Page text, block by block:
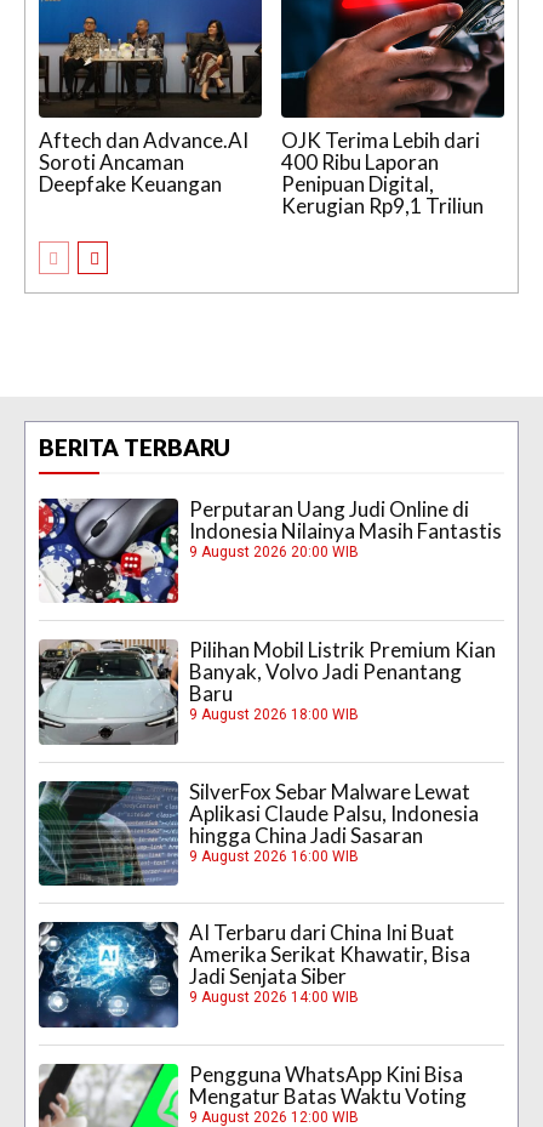
Aftech dan Advance.AI
Soroti Ancaman
Deepfake Keuangan
OJK Terima Lebih dari
400 Ribu Laporan
Penipuan Digital,
Kerugian Rp9,1 Triliun
BERITA TERBARU
Perputaran Uang Judi Online di
Indonesia Nilainya Masih Fantastis
9 August 2026 20:00 WIB
Pilihan Mobil Listrik Premium Kian
Banyak, Volvo Jadi Penantang
Baru
9 August 2026 18:00 WIB
SilverFox Sebar Malware Lewat
Aplikasi Claude Palsu, Indonesia
hingga China Jadi Sasaran
9 August 2026 16:00 WIB
AI Terbaru dari China Ini Buat
Amerika Serikat Khawatir, Bisa
Jadi Senjata Siber
9 August 2026 14:00 WIB
Pengguna WhatsApp Kini Bisa
Mengatur Batas Waktu Voting
9 August 2026 12:00 WIB